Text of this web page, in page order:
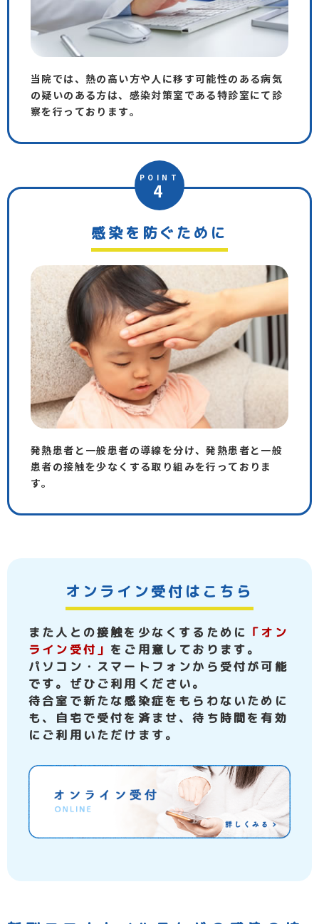
当院では、熱の高い方や人に移す可能性のある病気
の疑いのある方は、感染対策室である特診室にて診
察を行っております。
POINT
4
感染を防ぐために
発熱患者と一般患者の導線を分け、発熱患者と一般
患者の接触を少なくする取り組みを行っておりま
す。
オンライン受付はこちら
また人との接触を少なくするために 「オン
ライン受付」 をご用意しております。
パソコン・スマートフォンから受付が可能
です。ぜひご利用ください。
待合室で新たな感染症をもらわないために
も、自宅で受付を済ませ、待ち時間を有効
にご利用いただけます。